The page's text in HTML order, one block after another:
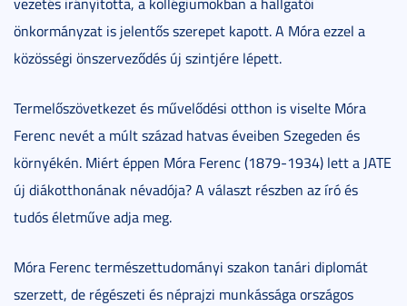
önkormányzat is jelentős szerepet kapott. A Móra ezzel a
közösségi önszerveződés új szintjére lépett.
Termelőszövetkezet és művelődési otthon is viselte Móra
Ferenc nevét a múlt század hatvas éveiben Szegeden és
környékén. Miért éppen Móra Ferenc (1879-1934) lett a JATE
új diákotthonának névadója? A választ részben az író és
tudós életműve adja meg.
Móra Ferenc természettudományi szakon tanári diplomát
szerzett, de régészeti és néprajzi munkássága országos